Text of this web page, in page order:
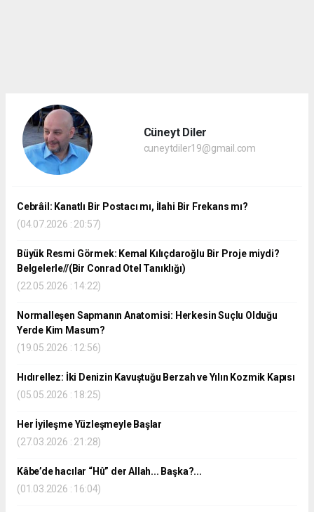
Cüneyt Diler
cuneytdiler19@gmail.com
Cebrâil: Kanatlı Bir Postacı mı, İlahi Bir Frekans mı?
(04.07.2026 : 20:57)
Büyük Resmi Görmek: Kemal Kılıçdaroğlu Bir Proje miydi?
Belgelerle//(Bir Conrad Otel Tanıklığı)
(22.05.2026 : 14:22)
Normalleşen Sapmanın Anatomisi: Herkesin Suçlu Olduğu
Yerde Kim Masum?
(19.05.2026 : 12:56)
Hıdırellez: İki Denizin Kavuştuğu Berzah ve Yılın Kozmik Kapısı
(05.05.2026 : 18:25)
Her İyileşme Yüzleşmeyle Başlar
(27.03.2026 : 21:28)
Kâbe’de hacılar “Hû” der Allah... Başka?...
(01.03.2026 : 16:04)